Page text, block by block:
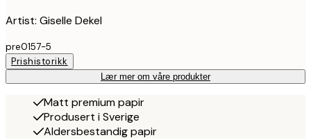
Artist: Giselle Dekel
pre0157-5
Prishistorikk
Lær mer om våre produkter
Matt premium papir
Produsert i Sverige
Aldersbestandig papir